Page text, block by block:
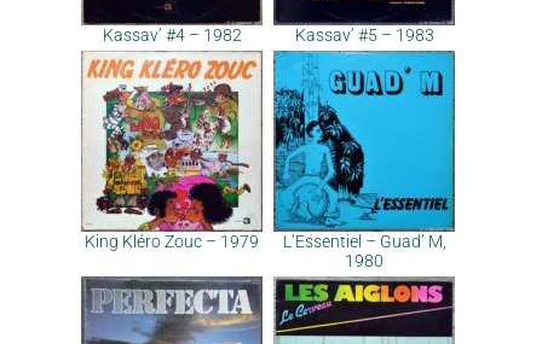
Kassav’ #4 – 1982 Kassav’ #5 – 1983
King Kléro Zouc – 1979
L’Essentiel – Guad’ M,
1980